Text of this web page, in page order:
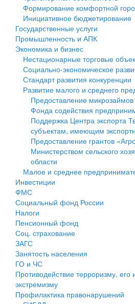
Государственные услуги
Промышленность и АПК
Экономика и бизнес
Символика
Устав
Гостям округа
Туризм
Культура
Образование
Здравоохранение
Социальная защита
Фотоальбом
муниципального округа Тверской
Администрация Кашинского
Тверской области
Управление сельскими
Открытые данные
Работа с обращениями граждан
Муниципальный контроль
Муниципальные услуги
Проекты административных
Антимонопольный комплаенс
Противодействие коррупции
Финансовое управление
Бюджет для граждан
Имущество
Выявление правообладателей
объектов недвижимости
Имущественная поддержка
среднего предпринимательства
Информационная поддержка
среднего предпринимательства
Муниципальные программы
Контрольно-счетная палата
Персональные данные
Оценка регулирующего
Деятельность МУ
Нормативы градостроительного
Формирование комфортной
Инициативное бюджетирование
Государственные услуги
Промышленность и АПК
Экономика и бизнес
Нестационарные торговые
Социально-экономическое
Стандарт развития конкуренции
Развитие малого и среднего
Предоставление микрозаймов
Фонда содействия
Поддержка Центра экспорта
субъектам, имеющим
Предоставление грантов
Министерством сельского
области
Малое и среднее
Инвестиции
ФМС
Социальный фонд России
Налоги
Пенсионный фонд
Соц. страхование
ЗАГС
Занятость населения
ГО и ЧС
Противодействие терроризму, его
экстремизму
Профилактика правонарушений